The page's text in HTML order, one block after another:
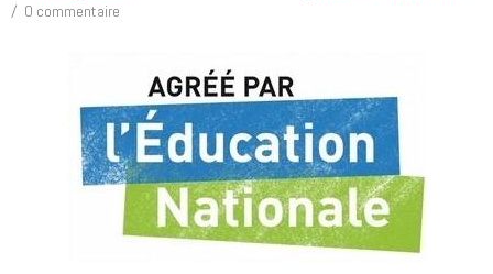
0 commentaire